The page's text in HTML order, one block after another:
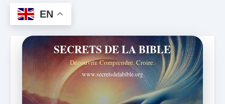
EN
SECRETS DE LA BIBLE
Découvrir. Comprendre. Croire.
www.secretsdelabible.org